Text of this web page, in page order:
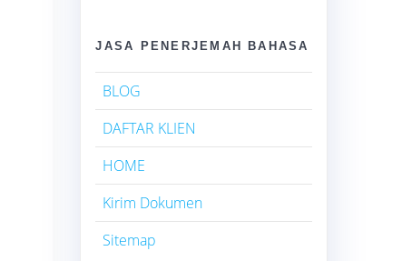
JASA PENERJEMAH BAHASA
BLOG
DAFTAR KLIEN
HOME
Kirim Dokumen
Sitemap